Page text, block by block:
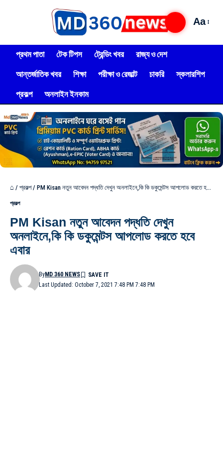
Aa
প্রথম পাতা টেক টিপস ট্রেন্ডিং খবর
রাজ্য ও দেশ
আন্তর্জাতিক খবর
শিক্ষা পরীক্ষা ও রেজাল্ট চাকরি
স্কলারশিপ
প্রকল্প
অনলাইন ইনকাম
⌂ / প্রকল্প/ PM Kisan নতুন আবেদন পদ্ধতি দেখুন অনলাইনে,কি কি ডকুমেন্টস আপলোড করতে হবে এবার
প্রকল্প
PM Kisan নতুন আবেদন পদ্ধতি দেখুন
অনলাইনে,কি কি ডকুমেন্টস আপলোড করতে হবে
এবার
Last Updated: October 7, 2021 7:48 PM 7:48 PM
ByMD 360 NEWS